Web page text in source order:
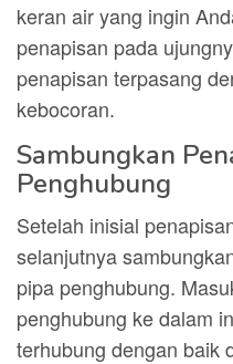
keran air yang ingin
penapisan pada
penapisan terpasang
kebocoran.
Sambungkan
Penghubung
Setelah inisial
selanjutnya
pipa penghubung.
penghubung ke dalam
terhubung dengan baik